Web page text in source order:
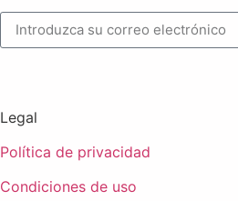
Legal
Política de privacidad
Condiciones de uso